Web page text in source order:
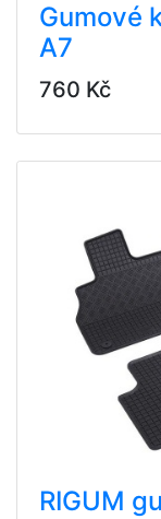
Gumové
A7
760 Kč
RIGUM